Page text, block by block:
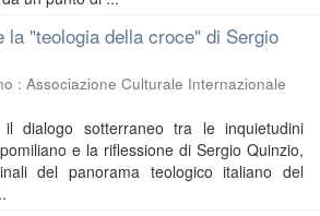
la "teologia della croce" di Sergio
: Associazione Culturale Internazionale
il dialogo sotterraneo tra le inquietudini
e la riflessione di Sergio Quinzio,
del panorama teologico italiano del